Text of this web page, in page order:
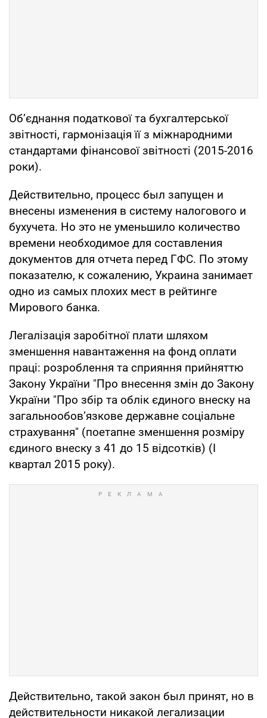
Об’єднання податкової та бухгалтерської
звітності, гармонізація її з міжнародними
стандартами фінансової звітності (2015-2016
роки).
Действительно, процесс был запущен и
внесены изменения в систему налогового и
бухучета. Но это не уменьшило количество
времени необходимое для составления
документов для отчета перед ГФС. По этому
показателю, к сожалению, Украина занимает
одно из самых плохих мест в рейтинге
Мирового банка.
Легалізація заробітної плати шляхом
зменшення навантаження на фонд оплати
праці: розроблення та сприяння прийняттю
Закону України "Про внесення змін до Закону
України "Про збір та облік єдиного внеску на
загальнообов’язкове державне соціальне
страхування" (поетапне зменшення розміру
єдиного внеску з 41 до 15 відсотків) (I
квартал 2015 року).
Действительно, такой закон был принят, но в
действительности никакой легализации